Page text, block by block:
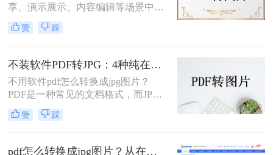
享、演示展示、内容编辑等场景中。
那么pdf如何转图片呢？本文将从不同
平台和用户需求出发，详细介绍多种
赞 踩
不装软件PDF转JPG：4种纯在线方案的转换效果和速度对比！
不用软件pdf怎么转换成jpg图片？
PDF是一种常见的文档格式，而JPG
是一种常见的图片格式。有时候，我
们需要将PDF文件转换成JPG图片。
件，但如果你不想使用这些软件，那
赞 踩
pdf怎么转换成jpg图片？从在线工具到专业软件，总有一款适合你！